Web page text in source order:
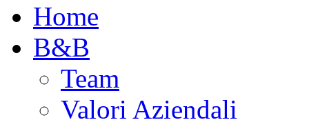
Home
B&B
Team
Valori Aziendali